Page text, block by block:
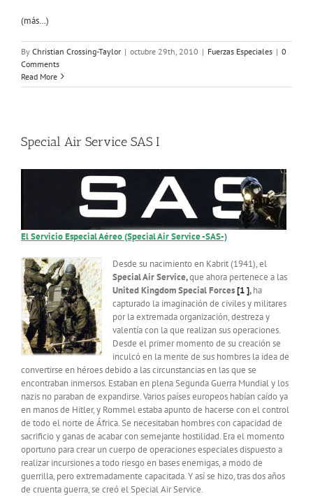
(más…)
By Christian Crossing-Taylor | octubre 29th, 2010 | Fuerzas Especiales | 0
Comments
Read More
Special Air Service SAS I
El Servicio Especial Aéreo (Special Air Service -SAS-)
Desde su nacimiento en Kabrit (1941), el
Special Air Service,que ahora pertenece a las
United Kingdom Special Forces[1 ],ha
capturado la imaginación de civiles y militares
por la extremada organización, destreza y
valentía con la que realizan sus operaciones.
Desde el primer momento de su creación se
inculcó en la mente de sus hombres la idea de
convertirse en héroes debido a las circunstancias en las que se
encontraban inmersos. Estaban en plena Segunda Guerra Mundial y los
nazis no paraban de expandirse. Varios países europeos habían caído ya
en manos de Hitler, y Rommel estaba apunto de hacerse con el control
de todo el norte de África. Se necesitaban hombres con capacidad de
sacrificio y ganas de acabar con semejante hostilidad. Era el momento
oportuno para crear un cuerpo de operaciones especiales dispuesto a
realizar incursiones a todo riesgo en bases enemigas, a modo de
guerrilla, pero extremadamente capacitada. Y así se hizo, tras dos años
de cruenta guerra, se creó el Special Air Service.